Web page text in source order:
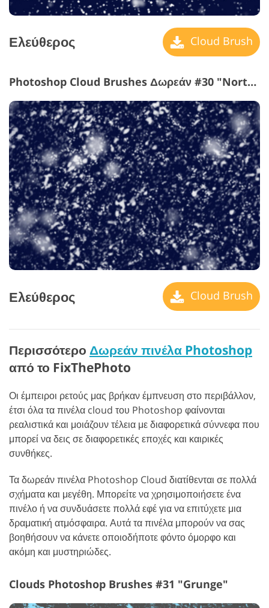
Ελεύθερος Cloud Brush
Photoshop Cloud Brushes Δωρεάν #30 "North Pole"
Ελεύθερος Cloud Brush
Περισσότερο Δωρεάν πινέλα Photoshop
από το FixThePhoto
Οι έμπειροι ρετούς μας βρήκαν έμπνευση στο περιβάλλον,
έτσι όλα τα πινέλα cloud του Photoshop φαίνονται
ρεαλιστικά και μοιάζουν τέλεια με διαφορετικά σύννεφα που
μπορεί να δεις σε διαφορετικές εποχές και καιρικές
συνθήκες.
Τα δωρεάν πινέλα Photoshop Cloud διατίθενται σε πολλά
σχήματα και μεγέθη. Μπορείτε να χρησιμοποιήσετε ένα
πινέλο ή να συνδυάσετε πολλά εφέ για να επιτύχετε μια
δραματική ατμόσφαιρα. Αυτά τα πινέλα μπορούν να σας
βοηθήσουν να κάνετε οποιοδήποτε φόντο όμορφο και
ακόμη και μυστηριώδες.
Clouds Photoshop Brushes #31 "Grunge"